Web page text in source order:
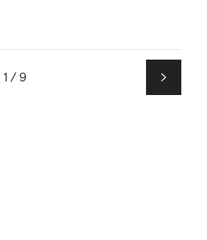
1 / 9
下
一